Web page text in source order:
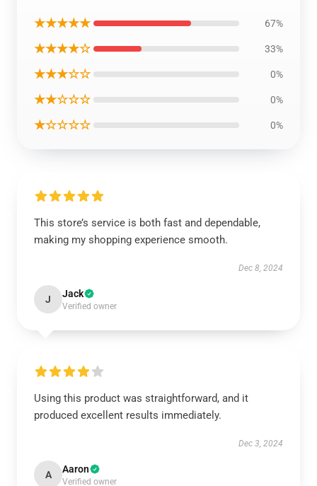
★★★★★ 67%
★★★★☆ 33%
★★★☆☆ 0%
★★☆☆☆ 0%
★☆☆☆☆ 0%
This store’s service is both fast and dependable,
making my shopping experience smooth.
Dec 8, 2024
J Jack
Verified owner
Using this product was straightforward, and it
produced excellent results immediately.
Dec 3, 2024
A Aaron
Verified owner